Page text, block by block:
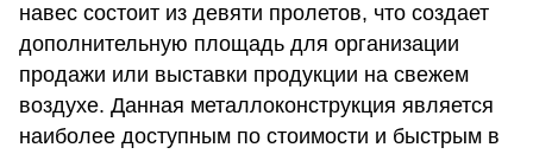
навес состоит из девяти пролетов, что создает
дополнительную площадь для организации
продажи или выставки продукции на свежем
воздухе. Данная металлоконструкция является
наиболее доступным по стоимости и быстрым в